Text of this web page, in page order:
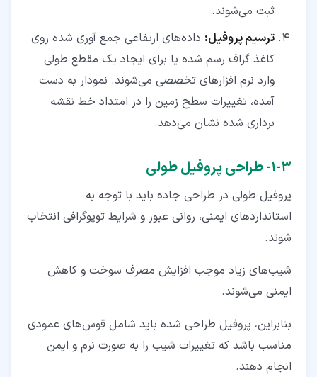
ثبت می‌شوند.
ترسیم پروفیل: داده‌های ارتفاعی جمع ‌آوری‌ شده روی
کاغذ گراف رسم شده یا برای ایجاد یک مقطع طولی
وارد نرم ‌افزارهای تخصصی می‌شوند. نمودار به دست
آمده، تغییرات سطح زمین را در امتداد خط نقشه
‌برداری شده نشان می‌دهد.
۳‏-‏۱‏- طراحی پروفیل طولی
پروفیل طولی در طراحی جاده باید با توجه به
استانداردهای ایمنی، روانی عبور و شرایط توپوگرافی انتخاب
شوند.
شیب‌های زیاد موجب افزایش مصرف سوخت و کاهش
ایمنی می‌شوند.
بنابراین، پروفیل طراحی ‌شده باید شامل قوس‌های عمودی
مناسب باشد که تغییرات شیب را به‌ صورت نرم و ایمن
انجام دهند.